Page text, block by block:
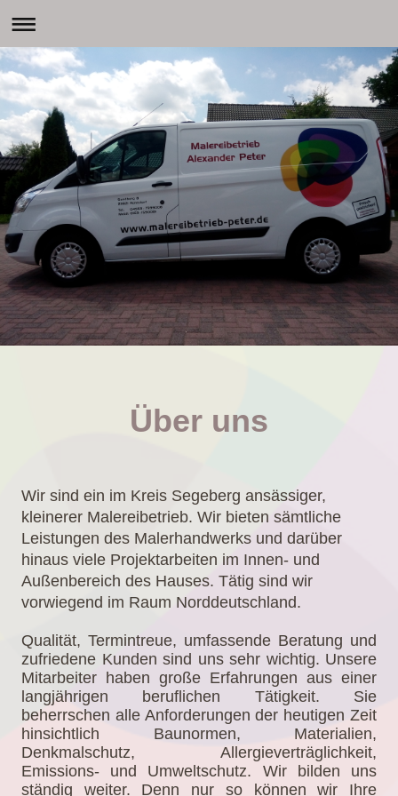
Über uns
Wir sind ein im Kreis Segeberg ansässiger,
kleinerer Malereibetrieb. Wir bieten sämtliche
Leistungen des Malerhandwerks und darüber
hinaus viele Projektarbeiten im Innen- und
Außenbereich des Hauses. Tätig sind wir
vorwiegend im Raum Norddeutschland.
Qualität, Termintreue, umfassende Beratung und
zufriedene Kunden sind uns sehr wichtig. Unsere
Mitarbeiter haben große Erfahrungen aus einer
langjährigen beruflichen Tätigkeit. Sie
beherrschen alle Anforderungen der heutigen Zeit
hinsichtlich Baunormen, Materialien,
Denkmalschutz, Allergieverträglichkeit,
Emissions- und Umweltschutz. Wir bilden uns
ständig weiter. Denn nur so können wir Ihre